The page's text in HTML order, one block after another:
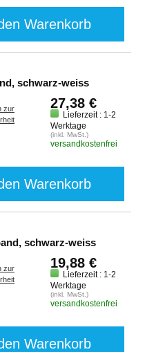
Warenkorb
schwarz-weiss
zur
27,38 €
Lieferzeit : 1-2
Werktage
(inkl. MwSt.)
versandkostenfrei
Warenkorb
schwarz-weiss
zur
19,88 €
Lieferzeit : 1-2
Werktage
(inkl. MwSt.)
versandkostenfrei
Warenkorb